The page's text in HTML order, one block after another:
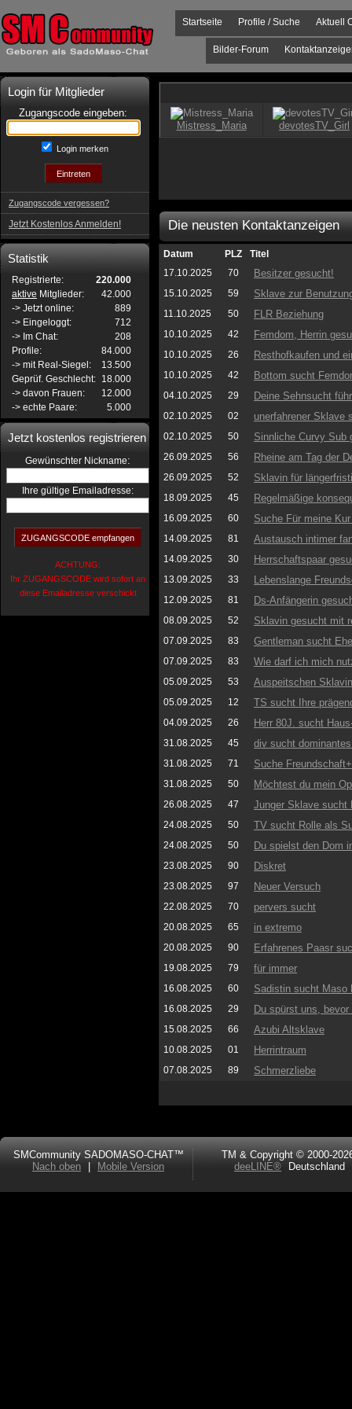
Aktuell
Profile / Suche
Startseite
Bilder-Forum
Login für Mitglieder
Zugangscode eingeben:
Login merken
Zugangscode vergessen?
Jetzt Kostenlos Anmelden!
Statistik
Registrierte:
220.000
aktive Mitglieder:
42.000
-> Jetzt online:
889
-> Eingeloggt:
712
-> Im Chat:
208
Profile:
84.000
-> mit Real-Siegel:
13.500
Geprüf. Geschlecht: 18.000
-> davon Frauen:
12.000
-> echte Paare:
5.000
Jetzt kostenlos registrieren
Gewünschter Nickname:
Ihre gültige Emailadresse:
ACHTUNG:
Ihr ZUGANGSCODE wird sofort an
diese Emailadresse verschickt
Die neusten Kontaktanzeigen
Datum PLZ
Titel
17.10.2025
70 Besitzer gesucht!
15.10.2025 59 Sklave zur
11.10.2025 50 FLR Beziehung
10.10.2025 42 Femdom, Herrin
10.10.2025 26 Resthofkaufen und
10.10.2025 42 Bottom sucht
04.10.2025 29 Deine Sehnsucht
02.10.2025 02 unerfahrener Sklave
02.10.2025 50 Sinnliche Curvy Sub
26.09.2025 56 Rheine am Tag der
26.09.2025 52 Sklavin für
18.09.2025 45 Regelmäßige
16.09.2025 60 Suche Für meine
14.09.2025 81 Austausch intimer
14.09.2025 30 Herrschaftspaar
13.09.2025 33 Lebenslange
12.09.2025 81 Ds-Anfängerin
08.09.2025 52 Sklavin gesucht mit
07.09.2025 83 Gentleman sucht
07.09.2025 83 Wie darf ich mich
05.09.2025 53 Auspeitschen
05.09.2025 12 TS sucht Ihre
04.09.2025 26 Herr 80J. sucht
31.08.2025 45 div sucht
31.08.2025 71 Suche Freundschaft+
31.08.2025 50 Möchtest du mein
26.08.2025 47 Junger Sklave sucht
24.08.2025 50 TV sucht Rolle als
24.08.2025 50 Du spielst den Dom
23.08.2025 90 Diskret
23.08.2025 97 Neuer Versuch
22.08.2025 70 pervers sucht
20.08.2025 65 in extremo
20.08.2025 90 Erfahrenes Paasr
19.08.2025 79 für immer
16.08.2025 60 Sadistin sucht Maso
16.08.2025 29 Du spürst uns,
15.08.2025 66 Azubi Altsklave
10.08.2025 01 Herrintraum
07.08.2025 89 Schmerzliebe
SMCommunity SADOMASO-CHAT™
Nach oben
Mobile Version
TM & Copyright © 2000-
deeLINE®
Deutschland